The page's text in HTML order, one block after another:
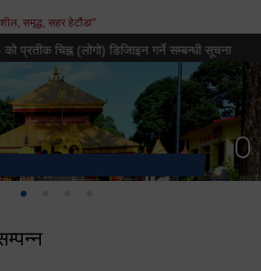
समृद्ध, सहर हेटौंडा"
चिह्न (लोगो) डिजिाइन गर्ने सम्बन्धी सूचना हेटौंडा
कार्यालय